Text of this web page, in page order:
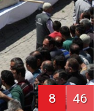
8 46